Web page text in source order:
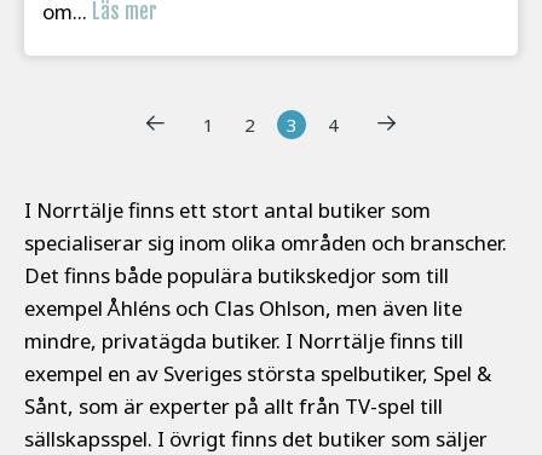
om... Läs mer
1 2 3 4
I Norrtälje finns ett stort antal butiker som
specialiserar sig inom olika områden och branscher.
Det finns både populära butikskedjor som till
exempel Åhléns och Clas Ohlson, men även lite
mindre, privatägda butiker. I Norrtälje finns till
exempel en av Sveriges största spelbutiker, Spel &
Sånt, som är experter på allt från TV-spel till
sällskapsspel. I övrigt finns det butiker som säljer